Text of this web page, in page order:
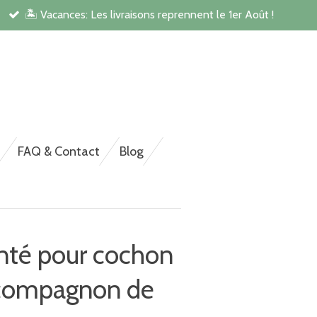
🏝️ Vacances: Les livraisons reprennent le 1er Août !
FAQ & Contact Blog
pour cochon
de